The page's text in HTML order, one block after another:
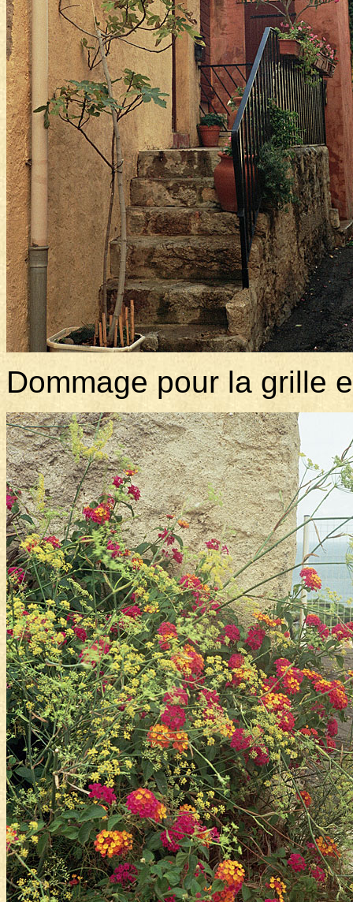
Dommage pour la grille